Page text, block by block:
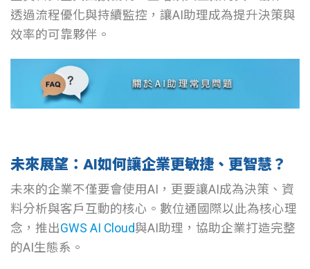
透過流程優化與持續監控，讓AI助理成為提升決策與
效率的可靠夥伴。
未來展望：AI如何讓企業更敏捷、更智慧？
未來的企業不僅要會使用AI，更要讓AI成為決策、資
料分析與客戶互動的核心。數位通國際以此為核心理
念，推出GWS AI Cloud與AI助理，協助企業打造完整
的AI生態系。